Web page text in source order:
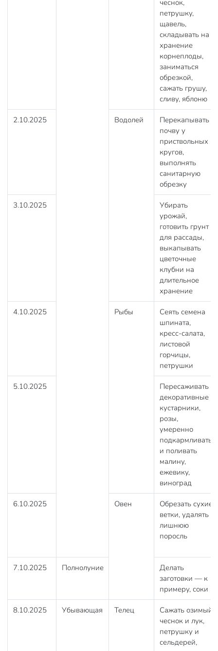
чеснок,
петрушку,
щавель,
складывать на
хранение
корнеплоды,
заниматься
обрезкой,
сажать грушу,
сливу, яблоню
2.10.2025 Водолей
Перекапывать
почву у
приствольных
кругов,
выполнять
санитарную
обрезку
3.10.2025
Убирать
урожай,
готовить грунт
для рассады,
выкапывать
цветочные
клубни на
длительное
хранение
4.10.2025 Рыбы
Сеять семена
шпината,
кресс-салата,
листовой
горчицы,
петрушки
5.10.2025
Пересаживать
декоративные
кустарники,
розы,
умеренно
подкармливать
и поливать
малину,
ежевику,
виноград
6.10.2025 Овен
Обрезать сухие
ветки, удалять
лишнюю
поросль
7.10.2025 Полнолуние
Делать
заготовки — к
примеру, соки
8.10.2025 Убывающая Телец
Сажать озимый
чеснок и лук,
петрушку и
сельдерей,